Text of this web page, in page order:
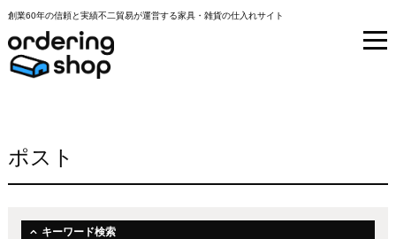
創業60年の信頼と実績不二貿易が運営する家具・雑貨の仕入れサイト
ポスト
キーワード検索